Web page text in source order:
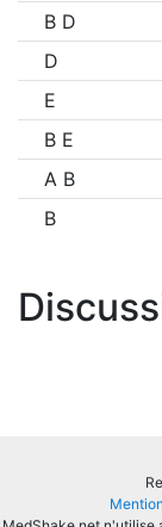
B D
D
E
B E
A B
B